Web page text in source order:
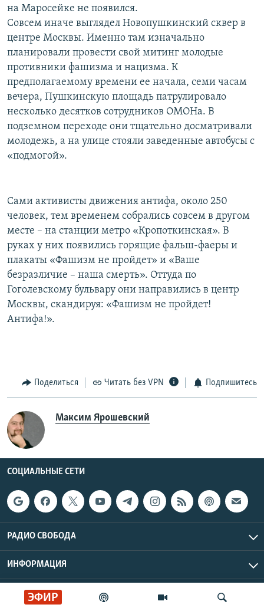
ЭФИР
на Маросейке не появился.
Совсем иначе выглядел Новопушкинский сквер в
центре Москвы. Именно там изначально
планировали провести свой митинг молодые
противники фашизма и нацизма. К
предполагаемому времени ее начала, семи часам
вечера, Пушкинскую площадь патрулировало
несколько десятков сотрудников ОМОНа. В
подземном переходе они тщательно досматривали
молодежь, а на улице стояли заведенные автобусы с
«подмогой».
Сами активисты движения антифа, около 250
человек, тем временем собрались совсем в другом
месте – на станции метро «Кропоткинская». В
руках у них появились горящие фальш-фаеры и
плакаты «Фашизм не пройдет» и «Ваше
безразличие – наша смерть». Оттуда по
Гоголевскому бульвару они направились в центр
Москвы, скандируя: «Фашизм не пройдет!
Антифа!».
Поделиться Читать без VPN Подпишитесь
Максим Ярошевский
СОЦИАЛЬНЫЕ СЕТИ
РАДИО СВОБОДА
ИНФОРМАЦИЯ
Радио Свобода © 2026 RFE/RL, Inc. | Все права защищены.